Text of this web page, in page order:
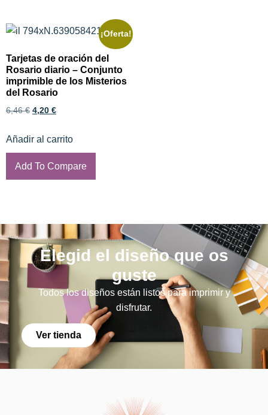
¡Oferta!
Tarjetas de oración del
Rosario diario – Conjunto
imprimible de los Misterios
del Rosario
6,46€ 4,20 €
Añadir al carrito
Add To Compare
Elegid el diseño que os
guste
Todos los diseños están listos para imprimir y
disfrutar.
Ver tienda